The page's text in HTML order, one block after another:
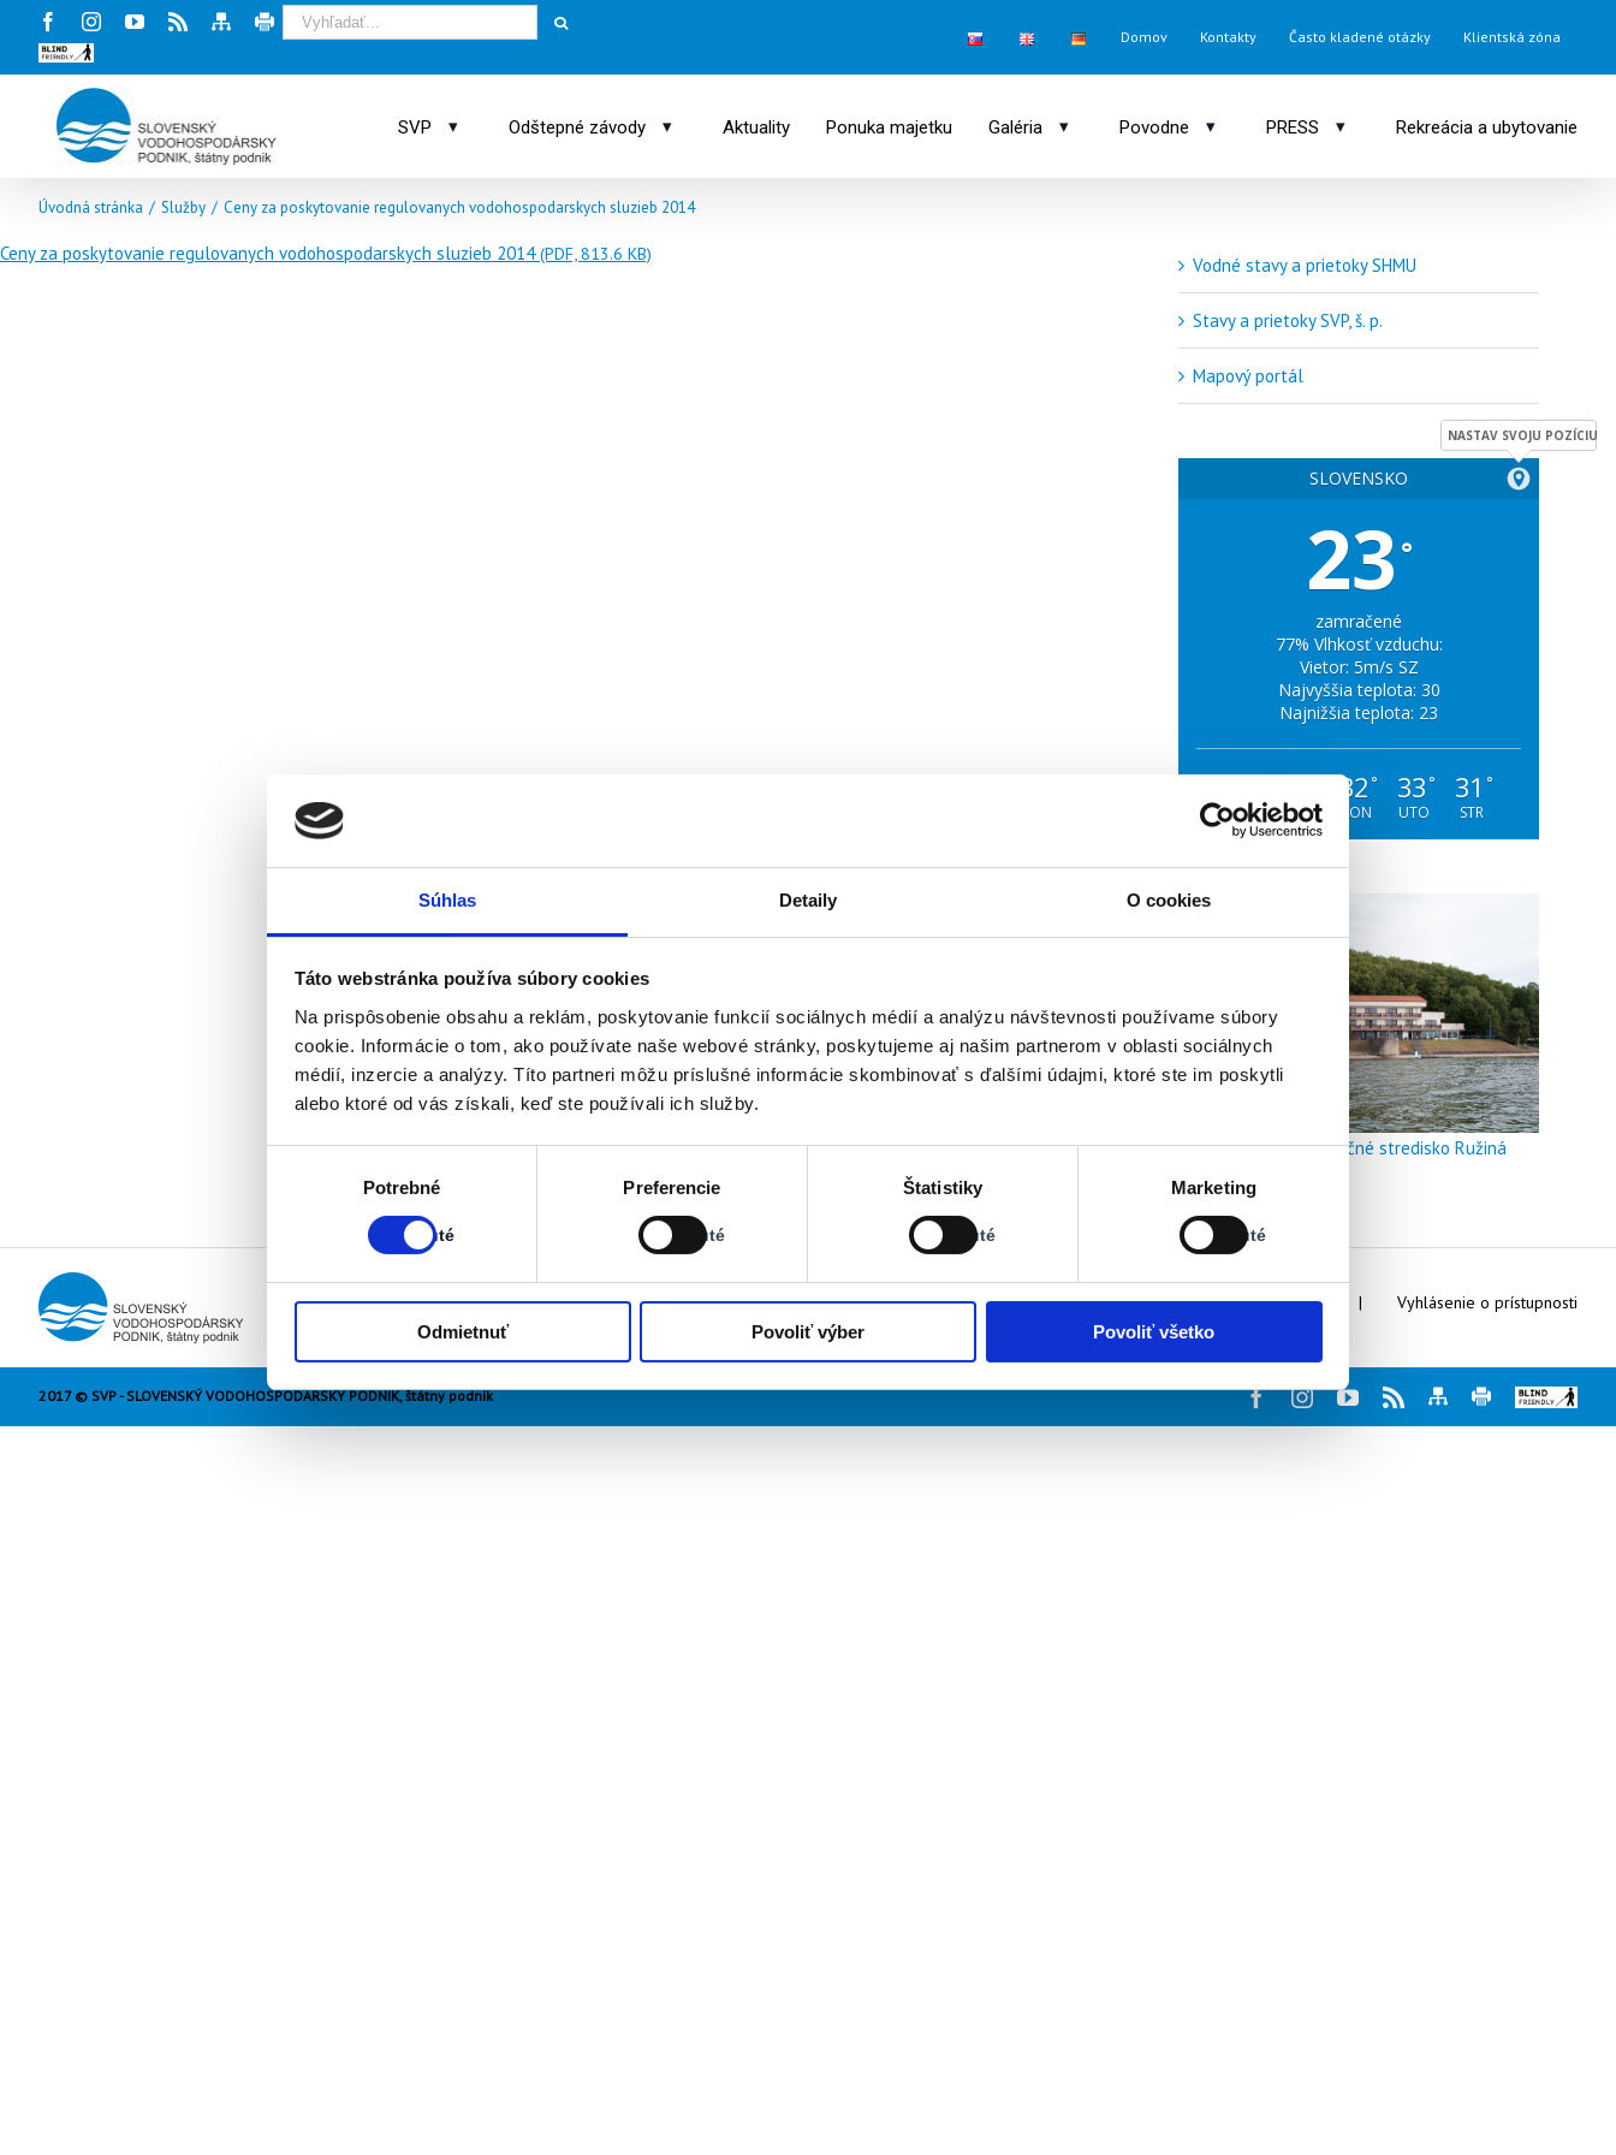
Súhlas Detaily O cookies
Táto webstránka používa súbory cookies
Na prispôsobenie obsahu a reklám, poskytovanie funkcií sociálnych médií a analýzu návštevnosti používame súbory
cookie. Informácie o tom, ako používate naše webové stránky, poskytujeme aj našim partnerom v oblasti sociálnych
médií, inzercie a analýzy. Títo partneri môžu príslušné informácie skombinovať s ďalšími údajmi, ktoré ste im poskytli
alebo ktoré od vás získali, keď ste používali ich služby.
Potrebné
Zapnuté
Stav:
Zapnuté
Preferencie
Vypnuté
Stav:
Vypnuté
Štatistiky
Vypnuté
Stav:
Vypnuté
Marketing
Vypnuté
Stav:
Vypnuté
Odmietnuť Povoliť výber Povoliť všetko
FacebookInstagram
YoutubeRssMapa Tlač
stránky
Blind
friendly
Domov Kontakty Často kladené otázky Klientská zóna
SVP ▾ Odštepné závody ▾ Aktuality Ponuka majetku Galéria ▾ Povodne ▾ PRESS ▾ Rekreácia a ubytovanie
Úvodná stránka / Služby / Ceny za poskytovanie regulovanych vodohospodarskych sluzieb 2014
Ceny za poskytovanie regulovanych vodohospodarskych sluzieb 2014(PDF, 813.6 KB)
Vodné stavy a prietoky SHMU
Stavy a prietoky SVP, š. p.
Mapový portál
SLOVENSKO
NASTAV SVOJU POZÍCIU
23 °
zamračené
77% Vlhkosť vzduchu:
Vietor: 5m/s SZ
Najvyššia teplota: 30
Najnižšia teplota: 23
°
SOB
°
NED
32 °
PON
33 °
UTO
31 °
STR
Doškoľovacie a rekreačné stredisko Ružiná
Webmaster Kontakty Vyhlásenie o prístupnosti
2017 © SVP - SLOVENSKÝ VODOHOSPODÁRSKY PODNIK, štátny podnik FacebookInstagram
Youtube
RssMapaTlač
Blind